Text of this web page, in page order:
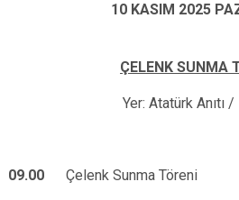
10 KASIM 2025
ÇELENK SUNMA
Yer: Atatürk Anıtı
09.00 Çelenk Sunma Töreni